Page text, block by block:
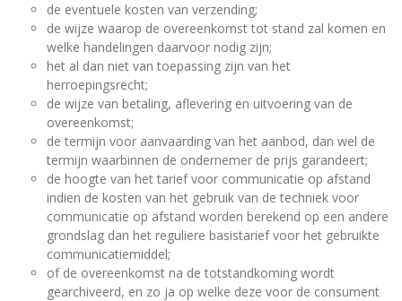
de eventuele kosten van verzending;
de wijze waarop de overeenkomst tot stand zal komen en
welke handelingen daarvoor nodig zijn;
het al dan niet van toepassing zijn van het
herroepingsrecht;
de wijze van betaling, aflevering en uitvoering van de
overeenkomst;
de termijn voor aanvaarding van het aanbod, dan wel de
termijn waarbinnen de ondernemer de prijs garandeert;
de hoogte van het tarief voor communicatie op afstand
indien de kosten van het gebruik van de techniek voor
communicatie op afstand worden berekend op een andere
grondslag dan het reguliere basistarief voor het gebruikte
communicatiemiddel;
of de overeenkomst na de totstandkoming wordt
gearchiveerd, en zo ja op welke deze voor de consument